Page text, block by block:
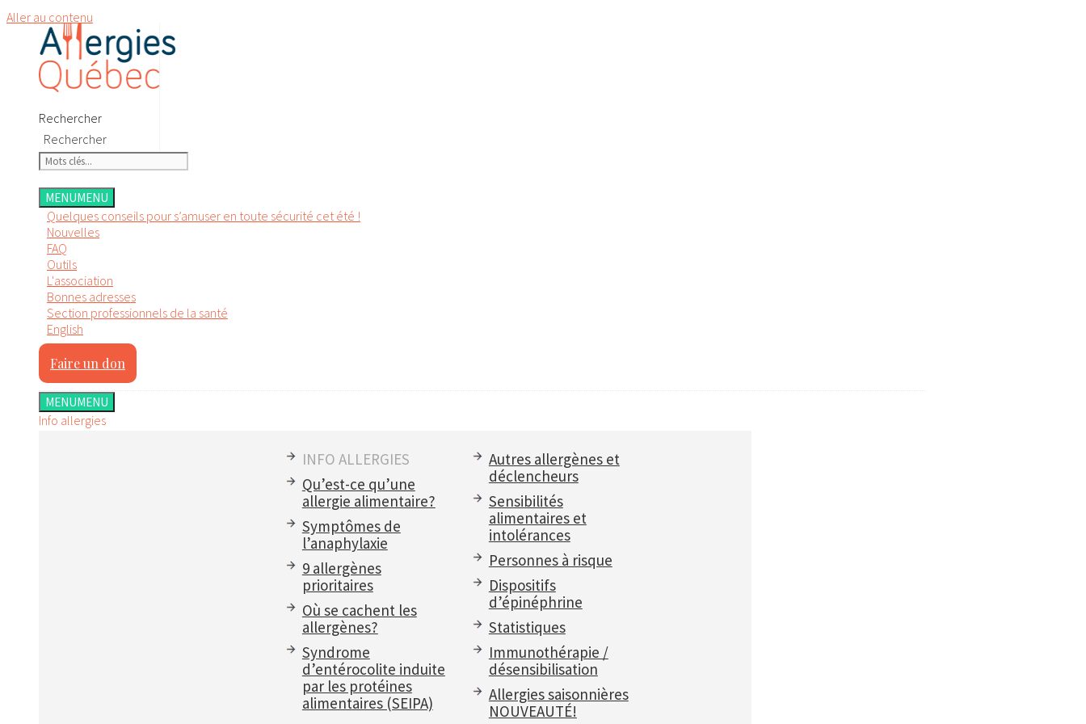
Aller au contenu
Rechercher
Rechercher
MENUMENU
Quelques conseils pour s’amuser en toute sécurité cet été !
Nouvelles
FAQ
Outils
L'association
Bonnes adresses
Section professionnels de la santé
English
Faire un don
MENUMENU
Info allergies
INFO ALLERGIES
Qu’est-ce qu’une
allergie alimentaire?
Symptômes de
l’anaphylaxie
9 allergènes
prioritaires
Où se cachent les
allergènes?
Syndrome
d’entérocolite induite
par les protéines
alimentaires (SEIPA)
Autres allergènes et
déclencheurs
Sensibilités
alimentaires et
intolérances
Personnes à risque
Dispositifs
d’épinéphrine
Statistiques
Immunothérapie /
désensibilisation
Allergies saisonnières
NOUVEAUTÉ!